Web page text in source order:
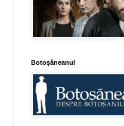
Botoșăneanul